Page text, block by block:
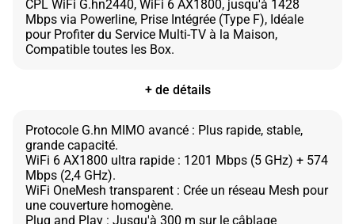
CPL WiFi G.hn2440, WiFi 6 AX1800, jusqu'à 1428
Mbps via Powerline, Prise Intégrée (Type F), Idéale
pour Profiter du Service Multi-TV à la Maison,
+ de détails
Protocole G.hn MIMO avancé : Plus rapide, stable,
grande capacité.
WiFi 6 AX1800 ultra rapide : 1201 Mbps (5 GHz) + 574
Mbps (2,4 GHz).
WiFi OneMesh transparent : Crée un réseau Mesh pour
une couverture homogène.
Plug and Play : Jusqu'à 300 m sur le câblage